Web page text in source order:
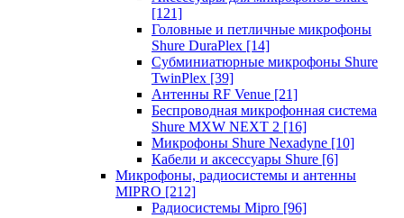
[121]
Головные и петличные микрофоны
Shure DuraPlex [14]
Субминиатюрные микрофоны Shure
TwinPlex [39]
Антенны RF Venue [21]
Беспроводная микрофонная система
Shure MXW NEXT 2 [16]
Микрофоны Shure Nexadyne [10]
Кабели и аксессуары Shure [6]
Микрофоны, радиосистемы и антенны
MIPRO [212]
Радиосистемы Mipro [96]